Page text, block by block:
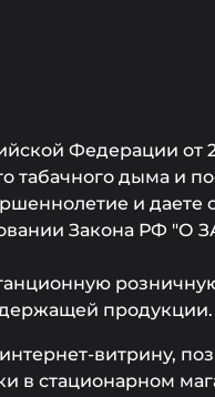
Федерации от
табачного дыма и
и даете
Закона РФ
продукции.
витрину,
в стационарном